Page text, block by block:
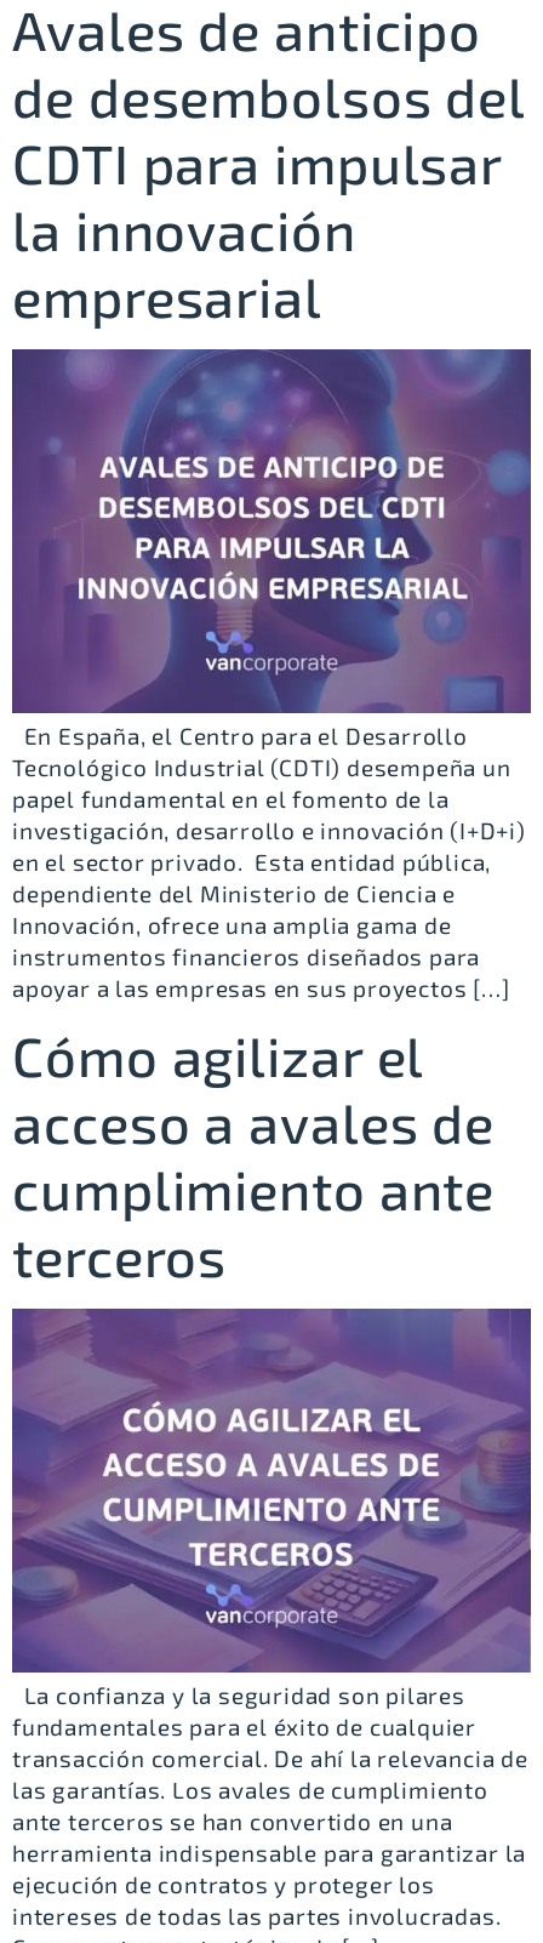
Avales de anticipo
de desembolsos del
CDTI para impulsar
la innovación
empresarial
En España, el Centro para el Desarrollo
Tecnológico Industrial (CDTI) desempeña un
papel fundamental en el fomento de la
investigación, desarrollo e innovación (I+D+i)
en el sector privado. Esta entidad pública,
dependiente del Ministerio de Ciencia e
Innovación, ofrece una amplia gama de
instrumentos financieros diseñados para
apoyar a las empresas en sus proyectos […]
Cómo agilizar el
acceso a avales de
cumplimiento ante
terceros
La confianza y la seguridad son pilares
fundamentales para el éxito de cualquier
transacción comercial. De ahí la relevancia de
las garantías. Los avales de cumplimiento
ante terceros se han convertido en una
herramienta indispensable para garantizar la
ejecución de contratos y proteger los
intereses de todas las partes involucradas.